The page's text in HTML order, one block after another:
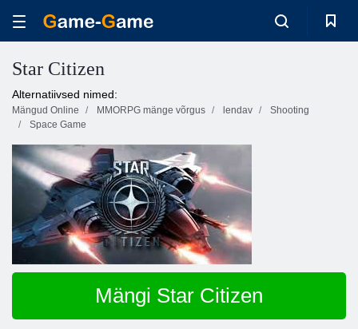
Star Citizen
Alternatiivsed nimed:
Mängud Online MMORPG mänge võrgus lendav
Shooting
Space Game
Mängi Star Citizen